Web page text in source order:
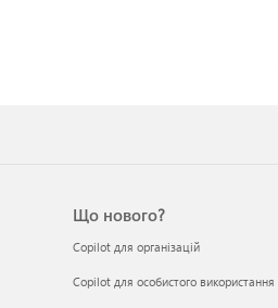
Що нового?
Copilot для організацій
Copilot для особистого використання